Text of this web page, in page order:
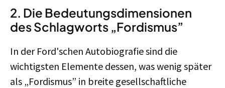
2. Die Bedeutungsdimensionen
des Schlagworts „Fordismus”
In der Ford'schen Autobiografie sind die
wichtigsten Elemente dessen, was wenig später
als „Fordismus” in breite gesellschaftliche